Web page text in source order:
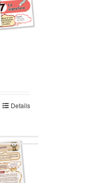
Details